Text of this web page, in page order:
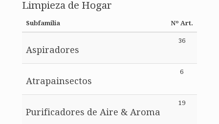
Limpieza de Hogar
Subfamilia Nº Art.
Aspiradores
36
Atrapainsectos
6
Purificadores de Aire & Aroma
19